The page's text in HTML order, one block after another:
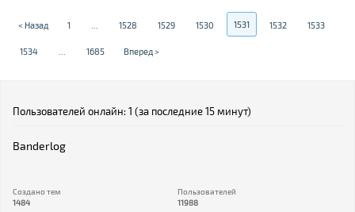
< Назад 1 1528 1529 1530 1531 1532 1533
1534 1685 Вперед >
Пользователей онлайн: 1 (за последние 15 минут)
Banderlog
Создано тем
1484
Пользователей
11988